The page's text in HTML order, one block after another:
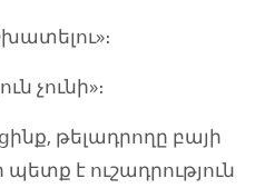
չունի»։
թելադրողը բայի
է ուշադրություն